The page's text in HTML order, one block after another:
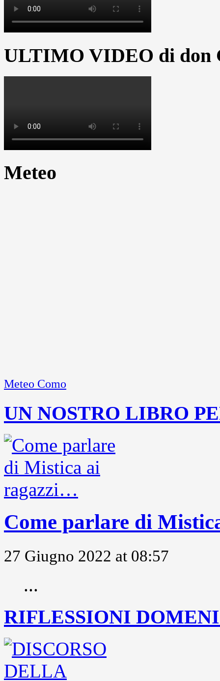
ULTIMO VIDEO di don
Meteo
Meteo Como
UN NOSTRO LIBRO
Come parlare di
27 Giugno 2022 at 08:57
...
RIFLESSIONI